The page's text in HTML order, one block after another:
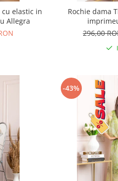
elastic in
Allegra
Rochie dama
296,00
-43%